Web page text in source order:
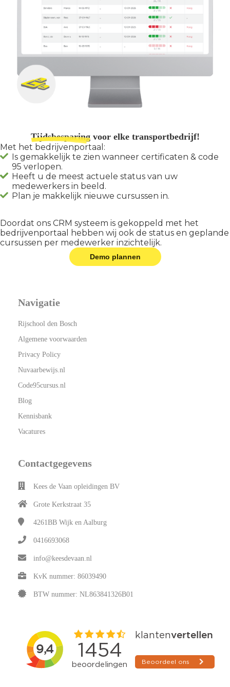
Tijdsbesparingvoor elke transportbedrijf!
Met het bedrijvenportaal:
Is gemakkelijk te zien wanneer certificaten & code
95 verlopen.
Heeft u de meest actuele status van uw
medewerkers in beeld.
Plan je makkelijk nieuwe cursussen in.
Doordat ons CRM systeem is gekoppeld met het
bedrijvenportaal hebben wij ook de status en geplande
cursussen per medewerker inzichtelijk.
Demo plannen
Navigatie
Rijschool den Bosch
Algemene voorwaarden
Privacy Policy
Nuvaarbewijs.nl
Code95cursus.nl
Blog
Kennisbank
Vacatures
Contactgegevens
Kees de Vaan opleidingen BV
Grote Kerkstraat 35
4261BB Wijk en Aalburg
0416693068
info@keesdevaan.nl
KvK nummer: 86039490
BTW nummer: NL863841326B01